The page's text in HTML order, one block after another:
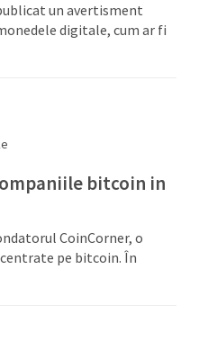
un avertisment
digitale, cum ar fi
bitcoin in
CoinCorner, o
pe bitcoin. În